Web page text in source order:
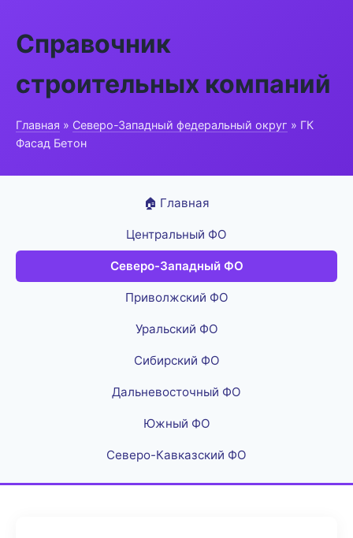
Справочник
строительных компаний
Главная » Северо-Западный федеральный округ » ГК
Фасад Бетон
🏠 Главная
Центральный ФО
Северо-Западный ФО
Приволжский ФО
Уральский ФО
Сибирский ФО
Дальневосточный ФО
Южный ФО
Северо-Кавказский ФО